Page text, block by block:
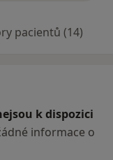
pacientů (14)
k dispozici
informace o